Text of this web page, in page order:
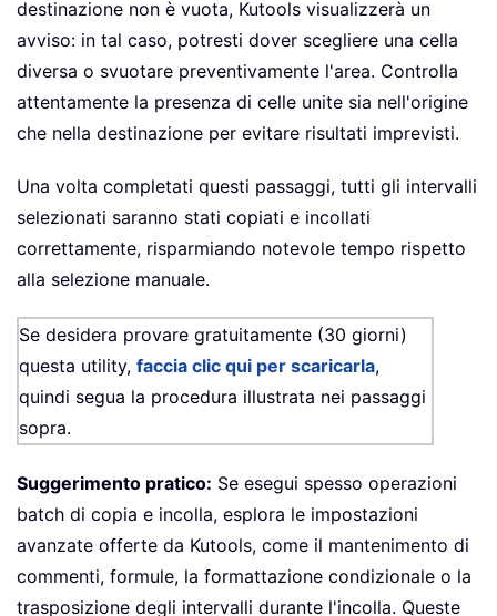
destinazione non è vuota, Kutools visualizzerà un
avviso: in tal caso, potresti dover scegliere una cella
diversa o svuotare preventivamente l'area. Controlla
attentamente la presenza di celle unite sia nell'origine
che nella destinazione per evitare risultati imprevisti.
Una volta completati questi passaggi, tutti gli intervalli
selezionati saranno stati copiati e incollati
correttamente, risparmiando notevole tempo rispetto
alla selezione manuale.
Se desidera provare gratuitamente (30 giorni)
questa utility, faccia clic qui per scaricarla,
quindi segua la procedura illustrata nei passaggi
sopra.
Suggerimento pratico: Se esegui spesso operazioni
batch di copia e incolla, esplora le impostazioni
avanzate offerte da Kutools, come il mantenimento di
commenti, formule, la formattazione condizionale o la
trasposizione degli intervalli durante l'incolla. Queste